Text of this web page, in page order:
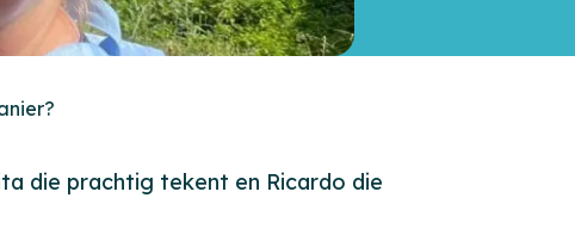
die prachtig tekent en Ricardo die